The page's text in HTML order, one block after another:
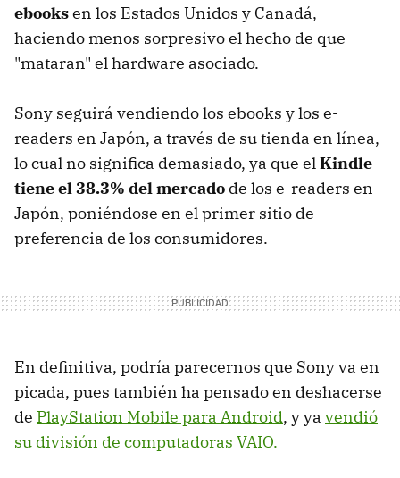
ebooksen los Estados Unidos y Canadá,
haciendo menos sorpresivo el hecho de que
"mataran" el hardware asociado.
Sony seguirá vendiendo los ebooks y los e-
readers en Japón, a través de su tienda en línea,
lo cual no significa demasiado, ya que el Kindle
tiene el 38.3% del mercado de los e-readers en
Japón, poniéndose en el primer sitio de
preferencia de los consumidores.
En definitiva, podría parecernos que Sony va en
picada, pues también ha pensado en deshacerse
de PlayStation Mobile para Android, y ya vendió
su división de computadoras VAIO.